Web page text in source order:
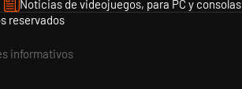
Noticias de videojuegos, para PC y consolas
reservados
informativos